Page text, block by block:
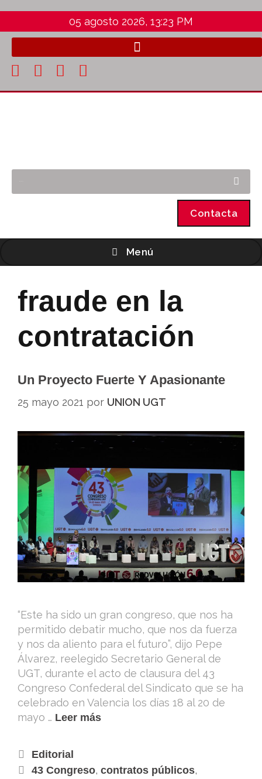
05 agosto 2026, 13:23 PM
Contacta
Menú
fraude en la
contratación
Un Proyecto Fuerte Y Apasionante
25 mayo 2021 por UNION UGT
“Este ha sido un gran congreso, que nos ha
permitido debatir mucho, que nos da fuerza
y nos da aliento para el futuro”, dijo Pepe
Álvarez, reelegido Secretario General de
UGT, durante el acto de clausura del 43
Congreso Confederal del Sindicato que se ha
celebrado en Valencia los días 18 al 20 de
mayo … Leer más
Editorial
43 Congreso, contratos públicos,